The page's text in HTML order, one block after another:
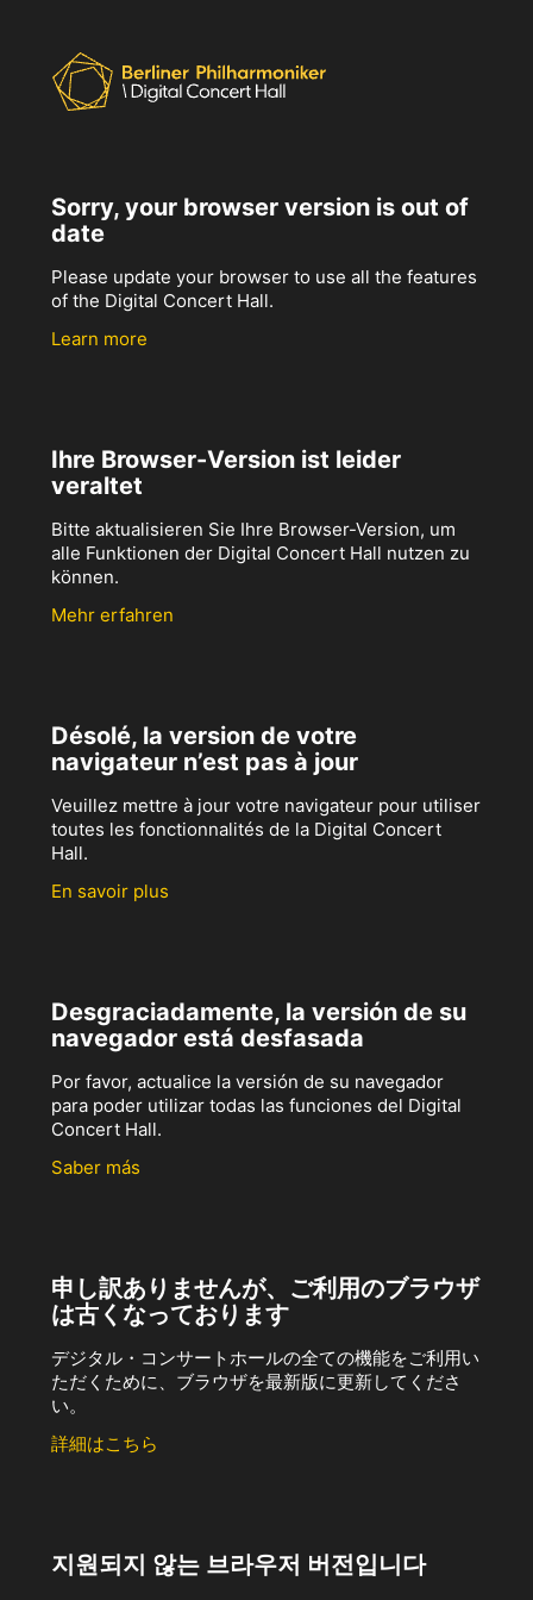
Sorry, your browser version is out of
date
Please update your browser to use all the features
of the Digital Concert Hall.
Learn more
Ihre Browser-Version ist leider
veraltet
Bitte aktualisieren Sie Ihre Browser-Version, um
alle Funktionen der Digital Concert Hall nutzen zu
können.
Mehr erfahren
Désolé, la version de votre
navigateur n’est pas à jour
Veuillez mettre à jour votre navigateur pour utiliser
toutes les fonctionnalités de la Digital Concert
Hall.
En savoir plus
Desgraciadamente, la versión de su
navegador está desfasada
Por favor, actualice la versión de su navegador
para poder utilizar todas las funciones del Digital
Concert Hall.
Saber más
申し訳ありませんが、ご利用のブラウザ
は古くなっております
デジタル・コンサートホールの全ての機能をご利用い
ただくために、ブラウザを最新版に更新してくださ
い。
詳細はこちら
지원되지 않는 브라우저 버전입니다